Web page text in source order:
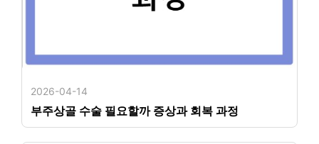
2026-04-14
부주상골 수술 필요할까 증상과 회복 과정